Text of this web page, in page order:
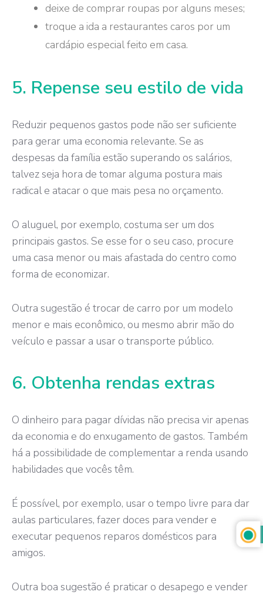
deixe de comprar roupas por alguns meses;
troque a ida a restaurantes caros por um
cardápio especial feito em casa.
5. Repense seu estilo de vida
Reduzir pequenos gastos pode não ser suficiente
para gerar uma economia relevante. Se as
despesas da família estão superando os salários,
talvez seja hora de tomar alguma postura mais
radical e atacar o que mais pesa no orçamento.
O aluguel, por exemplo, costuma ser um dos
principais gastos. Se esse for o seu caso, procure
uma casa menor ou mais afastada do centro como
forma de economizar.
Outra sugestão é trocar de carro por um modelo
menor e mais econômico, ou mesmo abrir mão do
veículo e passar a usar o transporte público.
6. Obtenha rendas extras
O dinheiro para pagar dívidas não precisa vir apenas
da economia e do enxugamento de gastos. Também
há a possibilidade de complementar a renda usando
habilidades que vocês têm.
É possível, por exemplo, usar o tempo livre para dar
aulas particulares, fazer doces para vender e
executar pequenos reparos domésticos para
amigos.
Outra boa sugestão é praticar o desapego e vender